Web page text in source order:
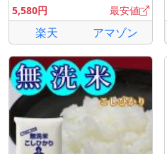
5,580円
最安値
楽天 アマゾン